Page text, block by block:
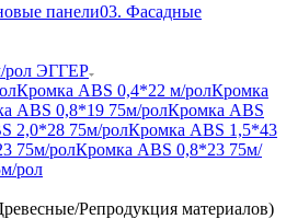
панели03. Фасадные
рол ЭГГЕР
Кромка ABS 0,4*22 м/ролКромка
ABS 0,8*19 75м/ролКромка ABS
2,0*28 75м/ролКромка ABS 1,5*43
75м/ролКромка ABS 0,8*23 75м/
рол
Репродукция материалов)